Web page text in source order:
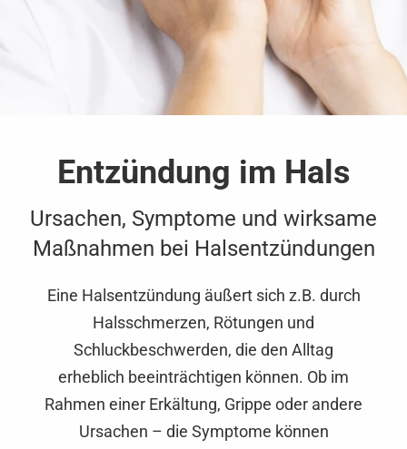
Entzündung im Hals
Ursachen, Symptome und wirksame
Maßnahmen bei Halsentzündungen
Eine Halsentzündung äußert sich z.B. durch
Halsschmerzen, Rötungen und
Schluckbeschwerden, die den Alltag
erheblich beeinträchtigen können. Ob im
Rahmen einer Erkältung, Grippe oder andere
Ursachen – die Symptome können